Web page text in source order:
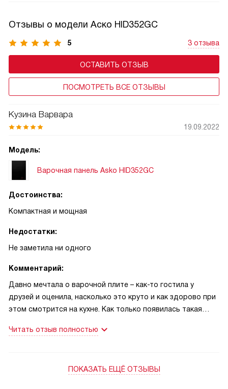
Отзывы о модели Аско HID352GC
5 3 отзыва
ОСТАВИТЬ ОТЗЫВ
ПОСМОТРЕТЬ ВСЕ ОТЗЫВЫ
Кузина Варвара
19.09.2022
Модель:
Варочная панель Asko HID352GC
Достоинства:
Компактная и мощная
Недостатки:
Не заметила ни одного
Комментарий:
Давно мечтала о варочной плите – как-то гостила у
друзей и оценила, насколько это круто и как здорово при
этом смотрится на кухне. Как только появилась такая
мощнее и удобнее в повседневном использовании, чем
быстрее, чем раньше. Кажется, только поставила на
Читать отзыв полностью
ПОКАЗАТЬ ЕЩЁ ОТЗЫВЫ